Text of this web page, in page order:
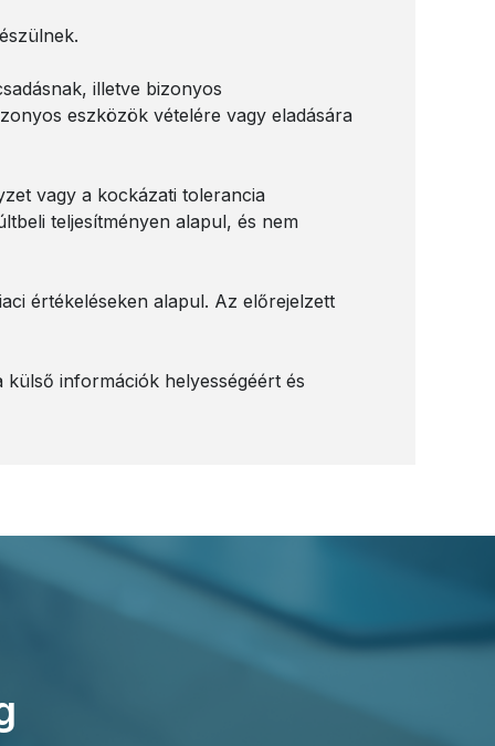
illetve bizonyos
eszközök vételére vagy eladására
vagy a kockázati tolerancia
teljesítményen alapul, és nem
értékeléseken alapul. Az előrejelzett
információk helyességéért és